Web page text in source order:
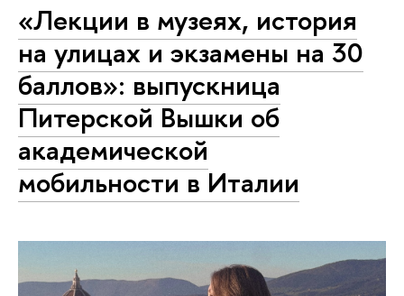
«Лекции в музеях, история
на улицах и экзамены на 30
баллов»: выпускница
Питерской Вышки об
академической
мобильности в Италии